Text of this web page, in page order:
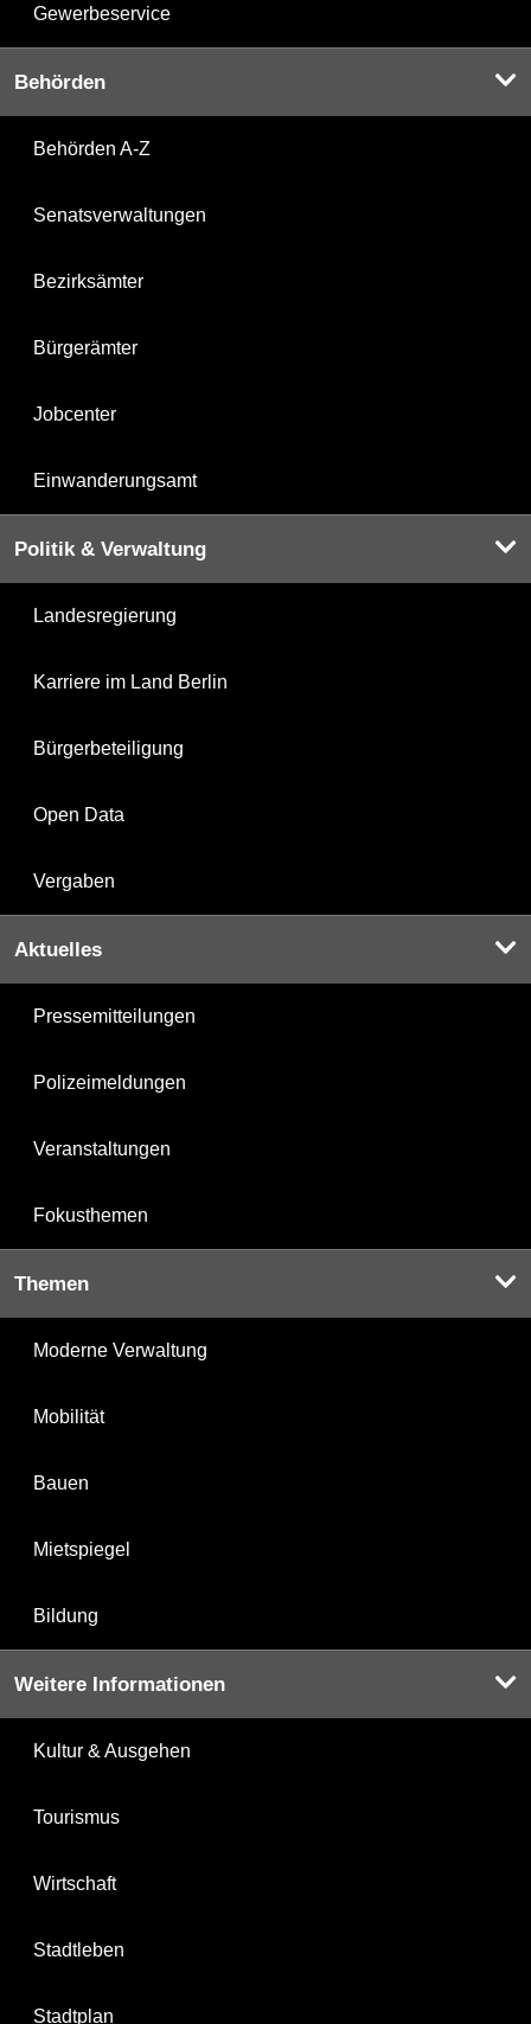
Gewerbeservice
Behörden
Behörden A-Z
Senatsverwaltungen
Bezirksämter
Bürgerämter
Jobcenter
Einwanderungsamt
Politik & Verwaltung
Landesregierung
Karriere im Land Berlin
Bürgerbeteiligung
Open Data
Vergaben
Aktuelles
Pressemitteilungen
Polizeimeldungen
Veranstaltungen
Fokusthemen
Themen
Moderne Verwaltung
Mobilität
Bauen
Mietspiegel
Bildung
Weitere Informationen
Kultur & Ausgehen
Tourismus
Wirtschaft
Stadtleben
Stadtplan